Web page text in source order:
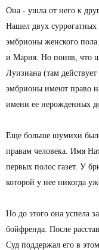
Она - ушла от него к
Нашел двух суррогатных
эмбрионы женского
и Мария. Но поняв, что
Луизиана (там
эмбрионы имеют право
имени ее нерожденных
Еще больше шумихи было
правам человека. Имя
первых полос газет. У
которой у нее никогда
Но до этого она успела
бойфренда. После
Суд поддержал его в